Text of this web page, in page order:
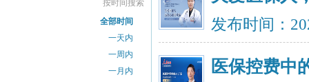
按时间搜索
全部时间
一天内
一周内
一月内
发布时间：
医保控费中